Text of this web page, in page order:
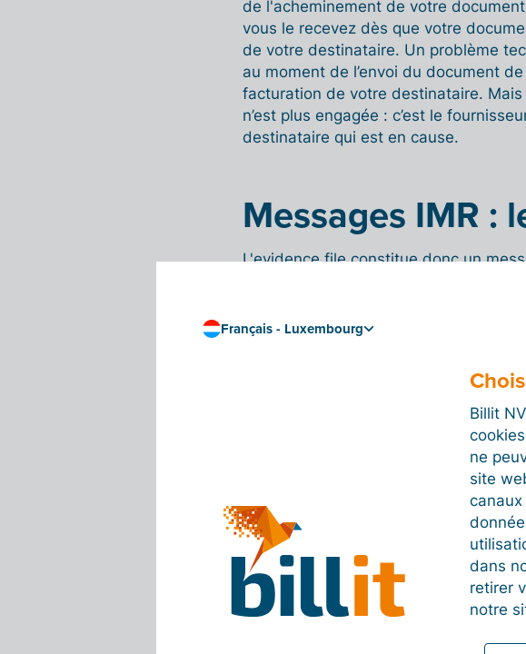
de l'acheminement de votre
vous le recevez dès que votre
de votre destinataire. Un problème
au moment de l’envoi du document
facturation de votre destinataire.
n’est plus engagée : c’est le
destinataire qui est en cause.
Messages IMR :
L'evidence file constitue donc un
autre type de messages : les
trouve parfois la version abrégée «
feed-
forme d’un statut. C’est donc le
effectuant certaines actions dans
Les avis IMR peuvent communiquer
· Reçu (message
· En traitement (in process – IP)
Français - Luxembourg
Billit
ne
site
dans
retirer
notre